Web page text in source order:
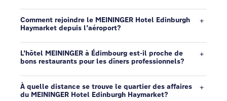
Comment rejoindre le MEININGER Hotel Edinburgh
Haymarket depuis l’aéroport?
L’hôtel MEININGER à Édimbourg est-il proche de
bons restaurants pour les dîners professionnels?
À quelle distance se trouve le quartier des affaires
du MEININGER Hotel Edinburgh Haymarket?